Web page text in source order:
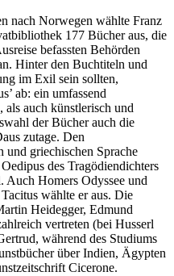
nach Norwegen wählte Franz
177 Bücher aus, die
befassten Behörden
Hinter den Buchtiteln und
im Exil sein sollten,
ab: ein umfassend
als auch künstlerisch und
der Bücher auch die
zutage. Den
und griechischen Sprache
des Tragödiendichters
Auch Homers Odyssee und
wählte er aus. Die
Heidegger, Edmund
vertreten (bei Husserl
während des Studiums
über Indien, Ägypten
Cicerone.